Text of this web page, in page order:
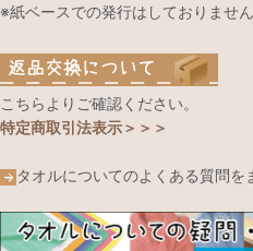
※紙ベースでの発行はしておりません
こちらよりご確認ください。
特定商取引法表示＞＞＞
タオルについてのよくある質問を